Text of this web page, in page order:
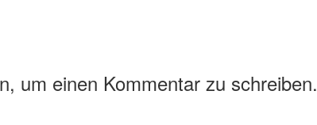
um einen Kommentar zu schreiben.